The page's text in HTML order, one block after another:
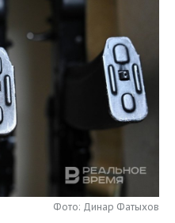
Фото: Динар Фатыхов